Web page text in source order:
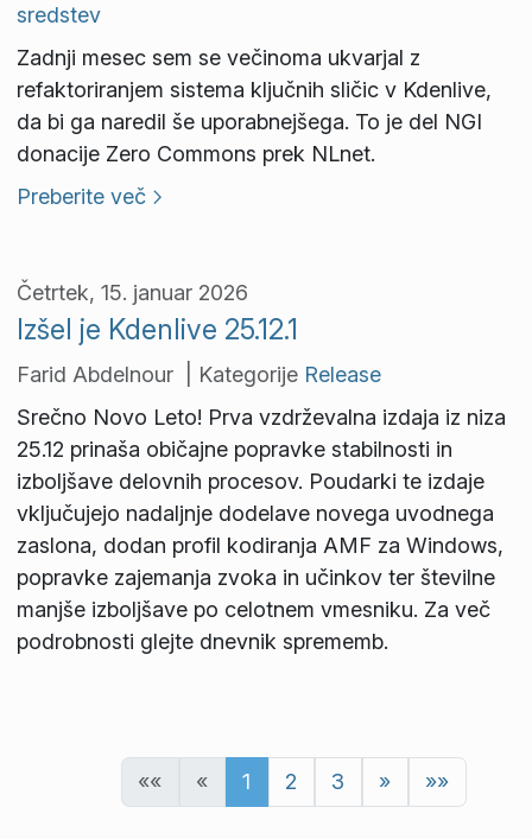
sredstev
Zadnji mesec sem se večinoma ukvarjal z
refaktoriranjem sistema ključnih sličic v Kdenlive,
da bi ga naredil še uporabnejšega. To je del NGI
donacije Zero Commons prek NLnet.
Preberite več
Četrtek, 15. januar 2026
Izšel je Kdenlive 25.12.1
Farid Abdelnour | Kategorije Release
Srečno Novo Leto! Prva vzdrževalna izdaja iz niza
25.12 prinaša običajne popravke stabilnosti in
izboljšave delovnih procesov. Poudarki te izdaje
vključujejo nadaljnje dodelave novega uvodnega
zaslona, dodan profil kodiranja AMF za Windows,
popravke zajemanja zvoka in učinkov ter številne
manjše izboljšave po celotnem vmesniku. Za več
podrobnosti glejte dnevnik sprememb.
«« « 1 2 3 » »»